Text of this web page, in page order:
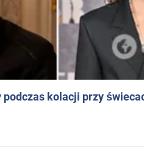
podczas kolacji przy